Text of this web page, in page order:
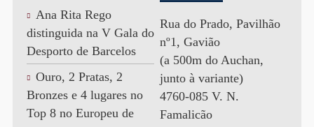
Ana Rita Rego
distinguida na V Gala do
Desporto de Barcelos
Ouro, 2 Pratas, 2
Bronzes e 4 lugares no
Top 8 no Europeu de
Rua do Prado, Pavilhão
nº1, Gavião
(a 500m do Auchan,
junto à variante)
4760-085 V. N.
Famalicão